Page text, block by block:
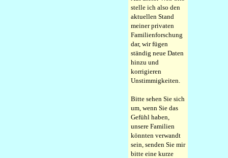
stelle ich also den
aktuellen Stand
meiner privaten
Familienforschung
dar, wir fügen
ständig neue Daten
hinzu und
korrigieren
Unstimmigkeiten.
Bitte sehen Sie sich
um, wenn Sie das
Gefühl haben,
unsere Familien
könnten verwandt
sein, senden Sie mir
bitte eine kurze